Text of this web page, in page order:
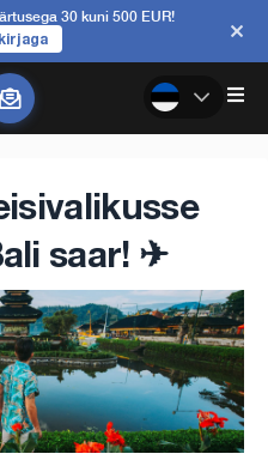
30 kuni 500 EUR!
saar! ✈